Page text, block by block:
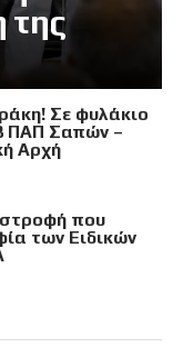
της
Σε φυλάκιο
ΠΑΠ Σαπών –
Αρχή
που
των Ειδικών